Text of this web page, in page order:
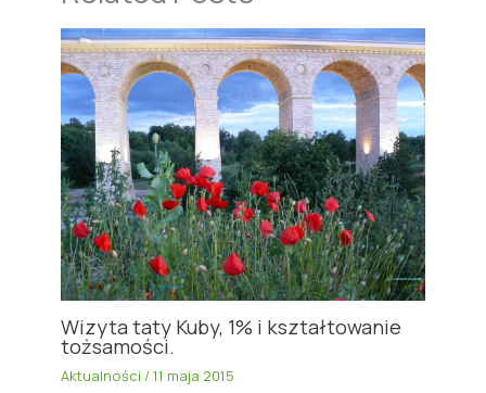
Wizyta taty Kuby, 1% i kształtowanie
tożsamości.
Aktualności /11 maja 2015